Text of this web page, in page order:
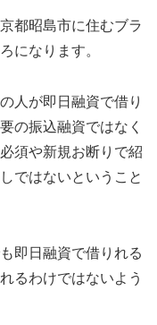
都昭島市に住むブラ
になります。
人が即日融資で借り
の振込融資ではなく
須や新規お断りで紹
ではないということ
即日融資で借りれる
るわけではないよう